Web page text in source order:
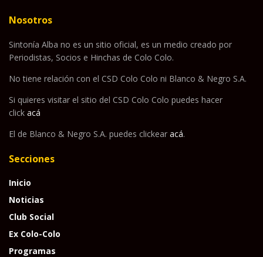
Nosotros
Sintonía Alba no es un sitio oficial, es un medio creado por
Periodistas, Socios e Hinchas de Colo Colo.
No tiene relación con el CSD Colo Colo ni Blanco & Negro S.A.
Si quieres visitar el sitio del CSD Colo Colo puedes hacer
click acá
El de Blanco & Negro S.A. puedes clickear acá.
Secciones
Inicio
Noticias
Club Social
Ex Colo-Colo
Programas